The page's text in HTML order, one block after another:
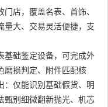
店，覆盖名表、首饰、
量大、交易灵活便捷，支
基础鉴定设备，可完成外
磨损判定、附件匹配核
：仅能识别基础假货、明
甄别细微翻新抛光、机芯